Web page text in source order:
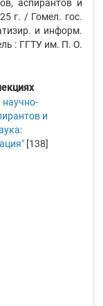
аспирантов и
г. / Гомел. гос.
и информ.
: ГГТУ им. П. О.
и
[138]